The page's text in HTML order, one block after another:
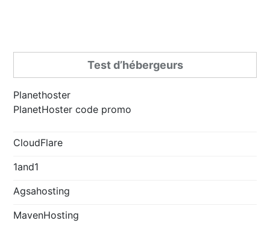
Test d’hébergeurs
Planethoster
PlanetHoster code promo
CloudFlare
1and1
Agsahosting
MavenHosting